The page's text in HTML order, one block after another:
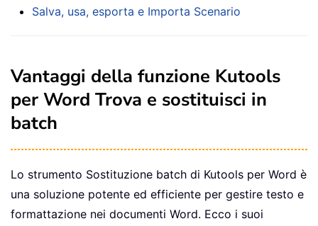
Salva, usa, esporta e Importa Scenario
Vantaggi della funzione Kutools
per Word Trova e sostituisci in
batch
Lo strumento Sostituzione batch di Kutools per Word è
una soluzione potente ed efficiente per gestire testo e
formattazione nei documenti Word. Ecco i suoi